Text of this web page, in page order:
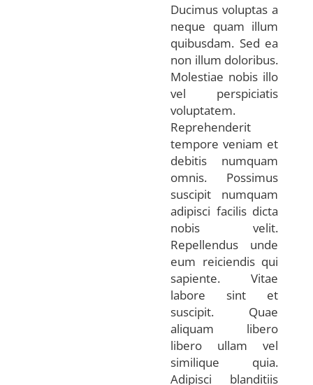
Ducimus voluptas a
neque quam illum
quibusdam. Sed ea
non illum doloribus.
Molestiae nobis illo
vel perspiciatis
voluptatem.
Reprehenderit
tempore veniam et
debitis numquam
omnis. Possimus
suscipit numquam
adipisci facilis dicta
nobis velit.
Repellendus unde
eum reiciendis qui
sapiente. Vitae
labore sint et
suscipit. Quae
aliquam libero
libero ullam vel
similique quia.
Adipisci blanditiis